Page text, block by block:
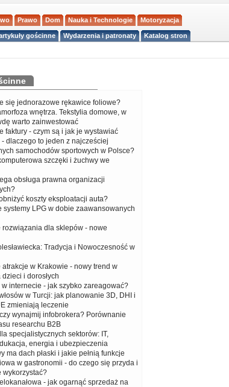
Prawo Dom Nauka i Technologie Motoryzacja
gościnne Wydarzenia i patronaty Katalog stron
się jednorazowe rękawice foliowe?
wnętrza. Tekstylia domowe, w
warto zainwestować
faktury - czym są i jak je wystawiać
- dlaczego to jeden z najcześciej
samochodów sportowych w Polsce?
szczęki i żuchwy we
obsługa prawna organizacji
koszty eksploatacji auta?
systemy LPG w dobie zaawansowanych
rozwiązania dla sklepów - nowe
Tradycja i Nowoczesność w
atrakcje w Krakowie - nowy trend w
i dorosłych
w internecie - jak szybko zareagować?
w Turcji: jak planowanie 3D, DHI i
zmieniają leczenie
wynajmij infobrokera? Porównanie
researchu B2B
specjalistycznych sektorów: IT,
energia i ubezpieczenia
ma dach płaski i jakie pełnią funkcje
w gastronomii - do czego się przyda i
wykorzystać?
- jak ogarnąć sprzedaż na